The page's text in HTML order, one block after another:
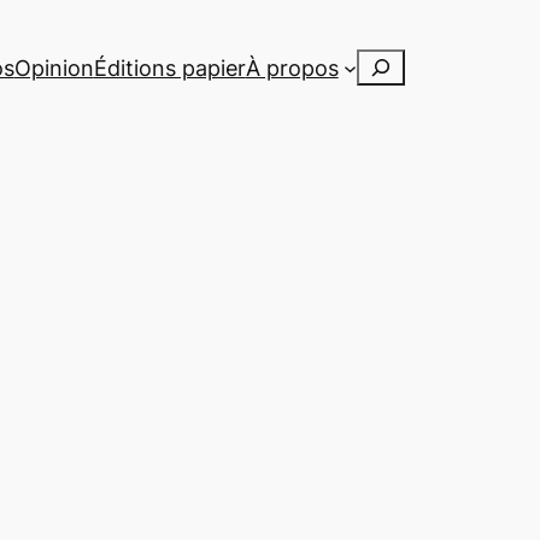
OpinionÉditions papierÀ propos Rechercher